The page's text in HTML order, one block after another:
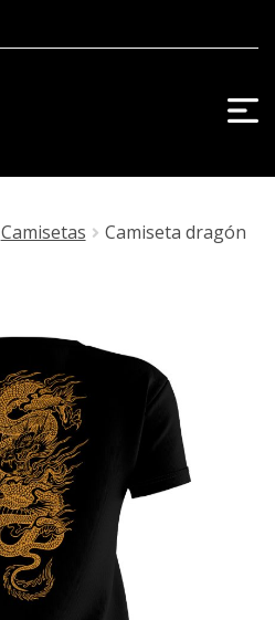
Camisetas
Camiseta dragón